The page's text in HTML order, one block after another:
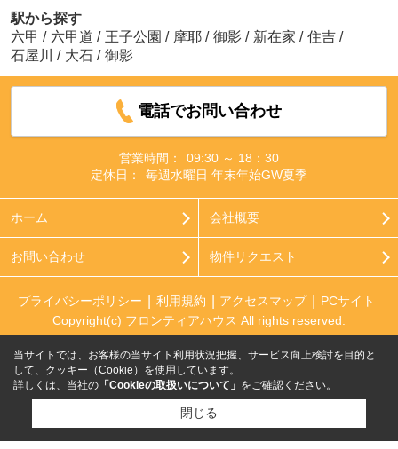
駅から探す
六甲 / 六甲道 / 王子公園 / 摩耶 / 御影 / 新在家 / 住吉 /
石屋川
/ 大石 / 御影
電話でお問い合わせ
営業時間：
09:30 ～ 18：30
定休日：
毎週水曜日 年末年始GW夏季
ホーム 会社概要
お問い合わせ 物件リクエスト
プライバシーポリシー 利用規約 アクセスマップ
PCサイト
Copyright(c) フロンティアハウス All rights reserved.
当サイトでは、お客様の当サイト利用状況把握、サービス向上検討を目的と
して、クッキー（Cookie）を使用しています。
詳しくは、当社の 「Cookieの取扱いについて」 をご確認ください。
閉じる